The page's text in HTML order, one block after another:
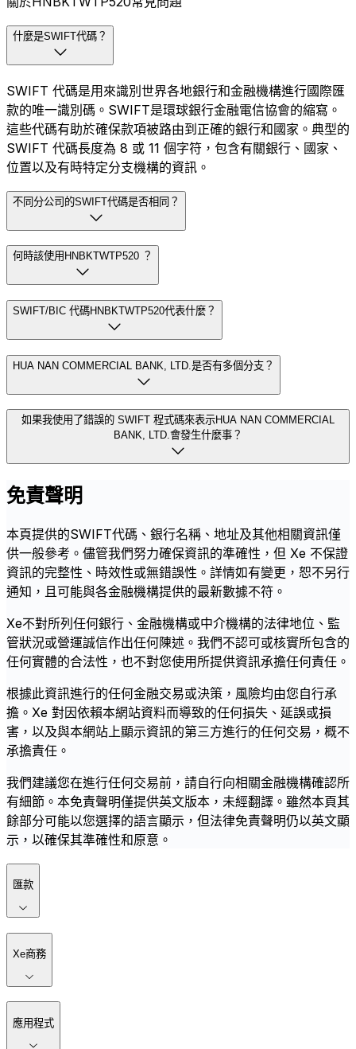
什麼是SWIFT代碼？
SWIFT 代碼是用來識別世界各地銀行和金融機構進行國際匯
款的唯一識別碼。SWIFT是環球銀行金融電信協會的縮寫。
這些代碼有助於確保款項被路由到正確的銀行和國家。典型的
SWIFT 代碼長度為 8 或 11 個字符，包含有關銀行、國家、
位置以及有時特定分支機構的資訊。
不同分公司的SWIFT代碼是否相同？
何時該使用HNBKTWTP520 ？
SWIFT/BIC 代碼HNBKTWTP520代表什麼？
HUA NAN COMMERCIAL BANK, LTD.是否有多個分支？
如果我使用了錯誤的 SWIFT 程式碼來表示HUA NAN COMMERCIAL
BANK, LTD.會發生什麼事？
免責聲明
本頁提供的SWIFT代碼、銀行名稱、地址及其他相關資訊僅
供一般參考。儘管我們努力確保資訊的準確性，但 Xe 不保證
資訊的完整性、時效性或無錯誤性。詳情如有變更，恕不另行
通知，且可能與各金融機構提供的最新數據不符。
Xe不對所列任何銀行、金融機構或中介機構的法律地位、監
管狀況或營運誠信作出任何陳述。我們不認可或核實所包含的
任何實體的合法性，也不對您使用所提供資訊承擔任何責任。
根據此資訊進行的任何金融交易或決策，風險均由您自行承
擔。Xe 對因依賴本網站資料而導致的任何損失、延誤或損
害，以及與本網站上顯示資訊的第三方進行的任何交易，概不
承擔責任。
我們建議您在進行任何交易前，請自行向相關金融機構確認所
有細節。本免責聲明僅提供英文版本，未經翻譯。雖然本頁其
餘部分可能以您選擇的語言顯示，但法律免責聲明仍以英文顯
示，以確保其準確性和原意。
匯款
Xe商務
應用程式